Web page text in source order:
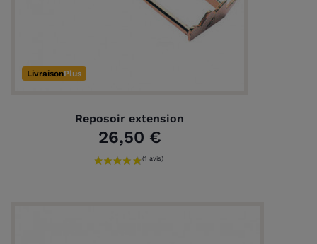
LivraisonPlus
Reposoir extension
26,50 €